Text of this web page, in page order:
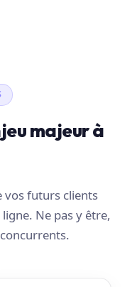
majeur à
vos futurs clients
Ne pas y être,